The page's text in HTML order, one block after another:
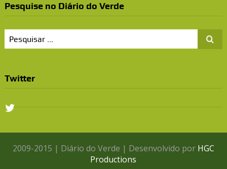
Pesquise no Diário do Verde
Twitter
2009-2015 | Diário do Verde | Desenvolvido por HGC
Productions